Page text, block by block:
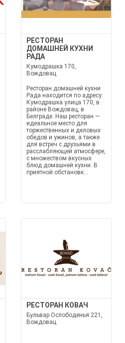
РЕСТОРАН
ДОМАШНЕЙ КУХНИ
РАДА
Кумодрашка 170,
Вождовац
Ресторан домашней кухни
Рада находится по адресу:
Кумодрашка улица 170, в
районе Вождовац, в
Белграде. Наш ресторан —
идеальное место для
торжественных и деловых
обедов и ужинов, а также
для встреч с друзьями в
расслабляющей атмосфере,
с множеством вкусных
блюд домашней кухни. В
приятной обстановк...
РЕСТОРАН КОВАЧ
Бульвар Ослободенья 221,
Вождовац